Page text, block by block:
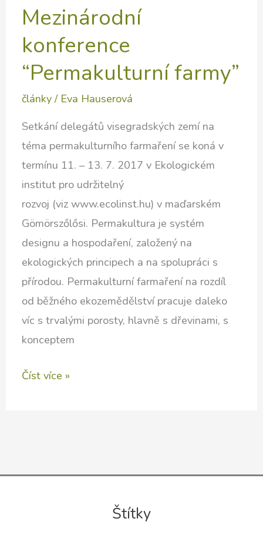
Mezinárodní
konference
“Permakulturní farmy”
články/ Eva Hauserová
Setkání delegátů visegradských zemí na
téma permakulturního farmaření se koná v
termínu 11. – 13. 7. 2017 v Ekologickém
institut pro udržitelný
rozvoj (viz www.ecolinst.hu) v maďarském
Gömörszőlősi. Permakultura je systém
designu a hospodaření, založený na
ekologických principech a na spolupráci s
přírodou. Permakulturní farmaření na rozdíl
od běžného ekozemědělství pracuje daleko
víc s trvalými porosty, hlavně s dřevinami, s
konceptem
Mezinárodní
Číst více »
Štítky